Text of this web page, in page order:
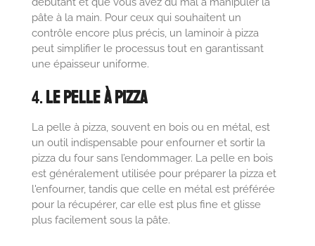
pâte à la main. Pour ceux qui souhaitent un
contrôle encore plus précis, un laminoir à pizza
peut simplifier le processus tout en garantissant
une épaisseur uniforme.
4.Le Pelle à Pizza
La pelle à pizza, souvent en bois ou en métal, est
un outil indispensable pour enfourner et sortir la
pizza du four sans l’endommager. La pelle en bois
est généralement utilisée pour préparer la pizza et
l'enfourner, tandis que celle en métal est préférée
pour la récupérer, car elle est plus fine et glisse
plus facilement sous la pâte.